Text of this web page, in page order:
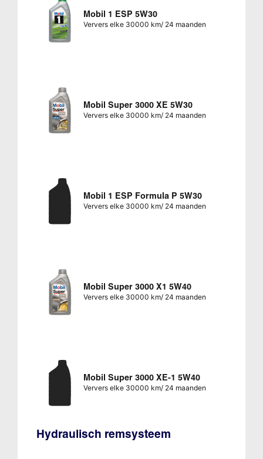
Mobil 1 ESP 5W30
Ververs elke 30000 km/ 24 maanden
Mobil Super 3000 XE 5W30
Ververs elke 30000 km/ 24 maanden
Mobil 1 ESP Formula P 5W30
Ververs elke 30000 km/ 24 maanden
Mobil Super 3000 X1 5W40
Ververs elke 30000 km/ 24 maanden
Mobil Super 3000 XE-1 5W40
Ververs elke 30000 km/ 24 maanden
Hydraulisch remsysteem